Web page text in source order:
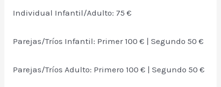
Individual Infantil/Adulto: 75 €
Parejas/Tríos Infantil: Primer 100 € | Segundo 50 €
Parejas/Tríos Adulto: Primero 100 € | Segundo 50 €